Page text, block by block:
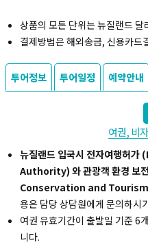
상품의 모든 단위는 뉴질랜드 달
결제방법은 해외송금, 신용카드
투어정보 투어일정 예약안내
여권, 비
뉴질랜드 입국시 전자여행허
Authority) 와 관광객 환경
Conservation and Tourism
용은 담당 상담원에게 문의하시
여권 유효기간이 출발일 기준 6
니다.